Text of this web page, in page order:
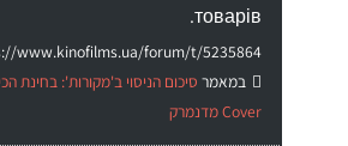
товарів.
www.kinofilms.ua/forum/t/5235864/ /
במאמר
Cover מדנמרק